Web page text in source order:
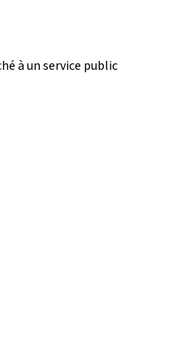
à un service public